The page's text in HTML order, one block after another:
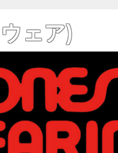
ズ デッキ
WAX
ックス
クパック
剤
レット
リゾート(全アイテム)
セイヤーズ(全アイテム)
ェア)